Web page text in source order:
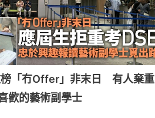
「冇Offer」非末日 有人棄重
歡的藝術副學士